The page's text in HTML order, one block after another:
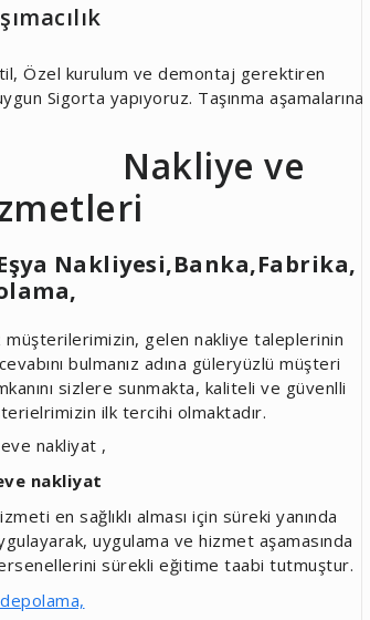
Özel kurulum ve demontaj gerektiren
Sigorta yapıyoruz. Taşınma aşamalarına
Nakliye ve
Nakliyesi,Banka,Fabrika,
gelen nakliye taleplerinin
bulmanız adına güleryüzlü müşteri
sizlere sunmakta, kaliteli ve güvenlli
ilk tercihi olmaktadır.
nakliyat
en sağlıklı alması için süreki yanında
uygulama ve hizmet aşamasında
sürekli eğitime taabi tutmuştur.